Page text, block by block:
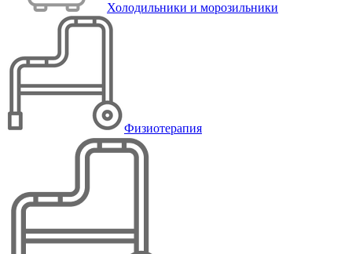
Холодильники и морозильники
Физиотерапия